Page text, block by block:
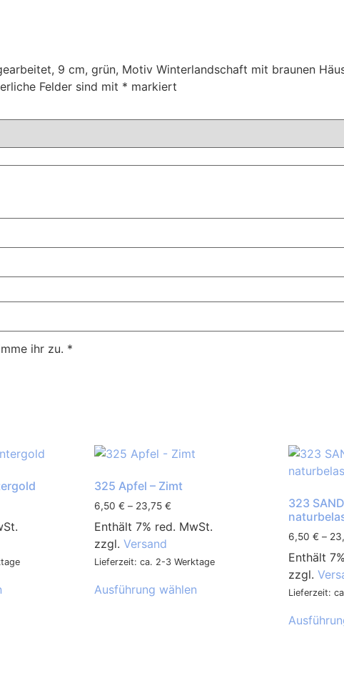
9 cm, grün, Motiv Winterlandschaft mit braunen
Felder sind mit * markiert
ihr zu. *
325 Apfel – Zimt
6,50 € – 23,75 €
Enthält 7% red. MwSt.
zzgl. Versand
Lieferzeit: ca. 2-3 Werktage
Ausführung wählen
323
6,50€ –
Enthält
zzgl.
Lieferzeit: